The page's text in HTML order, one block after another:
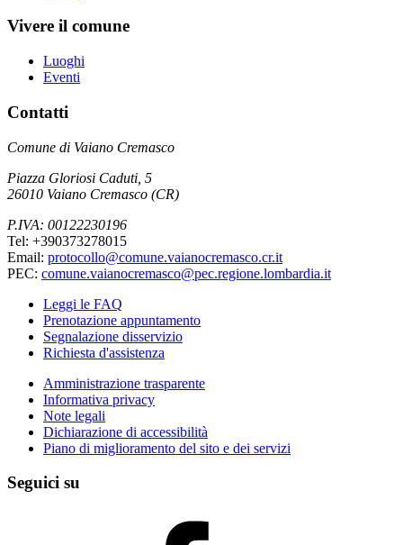
Vivere il comune
Luoghi
Eventi
Contatti
Comune di Vaiano Cremasco
Piazza Gloriosi Caduti, 5
26010 Vaiano Cremasco (CR)
P.IVA: 00122230196
Tel: +390373278015
Email: protocollo@comune.vaianocremasco.cr.it
PEC: comune.vaianocremasco@pec.regione.lombardia.it
Leggi le FAQ
Prenotazione appuntamento
Segnalazione disservizio
Richiesta d'assistenza
Amministrazione trasparente
Informativa privacy
Note legali
Dichiarazione di accessibilità
Piano di miglioramento del sito e dei servizi
Seguici su